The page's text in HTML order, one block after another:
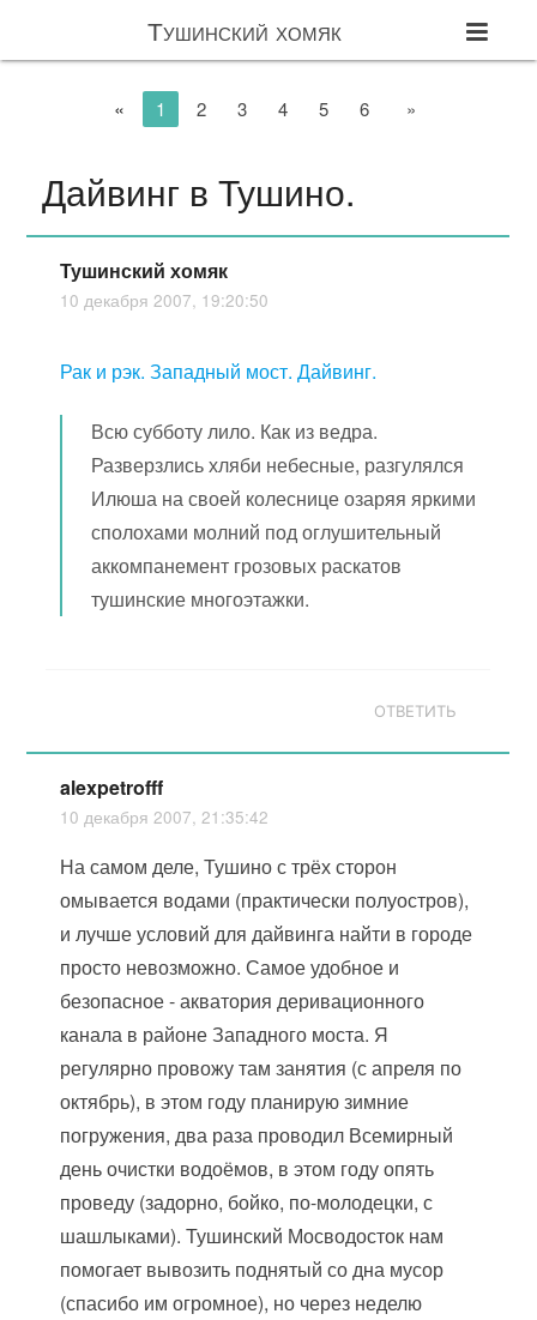
Тушинский хомяк
« 1 2 3 4 5 6 »
Дайвинг в Тушино.
Тушинский хомяк
10 декабря 2007, 19:20:50
Рак и рэк. Западный мост. Дайвинг.
Всю субботу лило. Как из ведра.
Разверзлись хляби небесные, разгулялся
Илюша на своей колеснице озаряя яркими
сполохами молний под оглушительный
аккомпанемент грозовых раскатов
тушинские многоэтажки.
ОТВЕТИТЬ
alexpetrofff
10 декабря 2007, 21:35:42
На самом деле, Тушино с трёх сторон
омывается водами (практически полуостров),
и лучше условий для дайвинга найти в городе
просто невозможно. Самое удобное и
безопасное - акватория деривационного
канала в районе Западного моста. Я
регулярно провожу там занятия (с апреля по
октябрь), в этом году планирую зимние
погружения, два раза проводил Всемирный
день очистки водоёмов, в этом году опять
проведу (задорно, бойко, по-молодецки, с
шашлыками). Тушинский Мосводосток нам
помогает вывозить поднятый со дна мусор
(спасибо им огромное), но через неделю